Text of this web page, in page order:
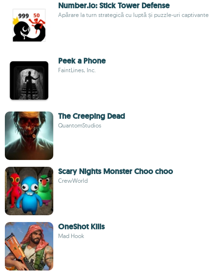
Number.io: Stick Tower Defense
Apărare la turn strategică cu luptă și puzzle-uri captivante
Peek a Phone
FaintLines, Inc.
The Creeping Dead
QuantomStudios
Scary Nights Monster Choo choo
CrewWorld
OneShot Kills
Mad Hook